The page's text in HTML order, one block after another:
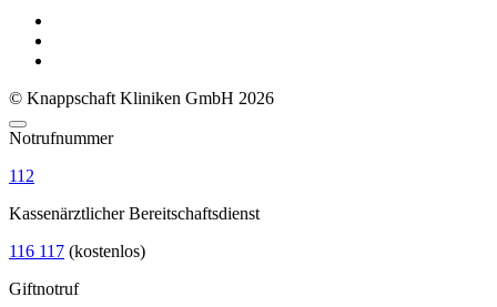
© Knappschaft Kliniken GmbH 2026
Notrufnummer
112
Kassenärztlicher Bereitschaftsdienst
116 117 (kostenlos)
Giftnotruf